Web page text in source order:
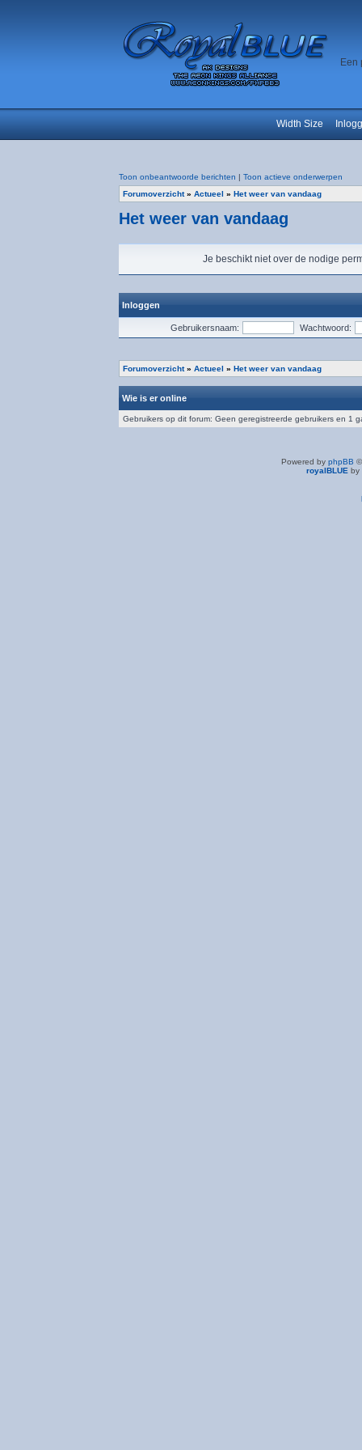
Een
Width Size
Toon onbeantwoorde berichten | Toon actieve onderwerpen
Forumoverzicht» Actueel » Het weer van vandaag
Het weer van vandaag
Je beschikt niet over de nodige
Inloggen
Gebruikersnaam: Wachtwoord:
Forumoverzicht» Actueel » Het weer van vandaag
Wie is er online
Gebruikers op dit forum: Geen geregistreerde gebruikers en 1
Powered by phpBB
royalBLUE by